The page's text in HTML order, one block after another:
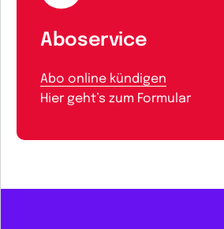
Aboservice
Abo online kündigen
Hier geht’s zum Formular